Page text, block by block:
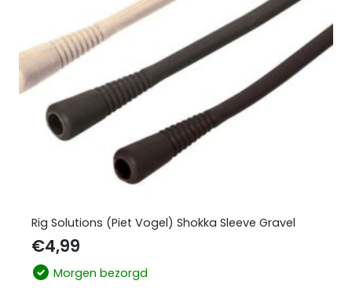
Rig Solutions (Piet Vogel) Shokka Sleeve Gravel
€4,99
Morgen bezorgd